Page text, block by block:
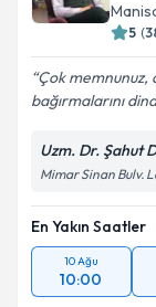
5 (
Çok memnunuz,
bağırmalarını
Uzm. Dr. Şahut
Mimar Sinan Bulv.
En Yakın Saatler
10 Ağu
10:00